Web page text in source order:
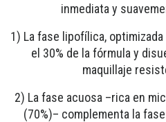
inmediata y
1) La fase lipofílica,
el 30% de la fórmula y
maquillaje
2) La fase acuosa –rica en
(70%)– complementa la